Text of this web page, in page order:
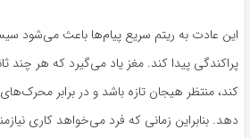
این عادت به ریتم سریع پیام‌ها باعث می‌شود
پراکندگی پیدا کند. مغز یاد می‌گیرد که هر چند
کند، منتظر هیجان تازه باشد و در برابر
دهد. بنابراین زمانی که فرد می‌خواهد کاری